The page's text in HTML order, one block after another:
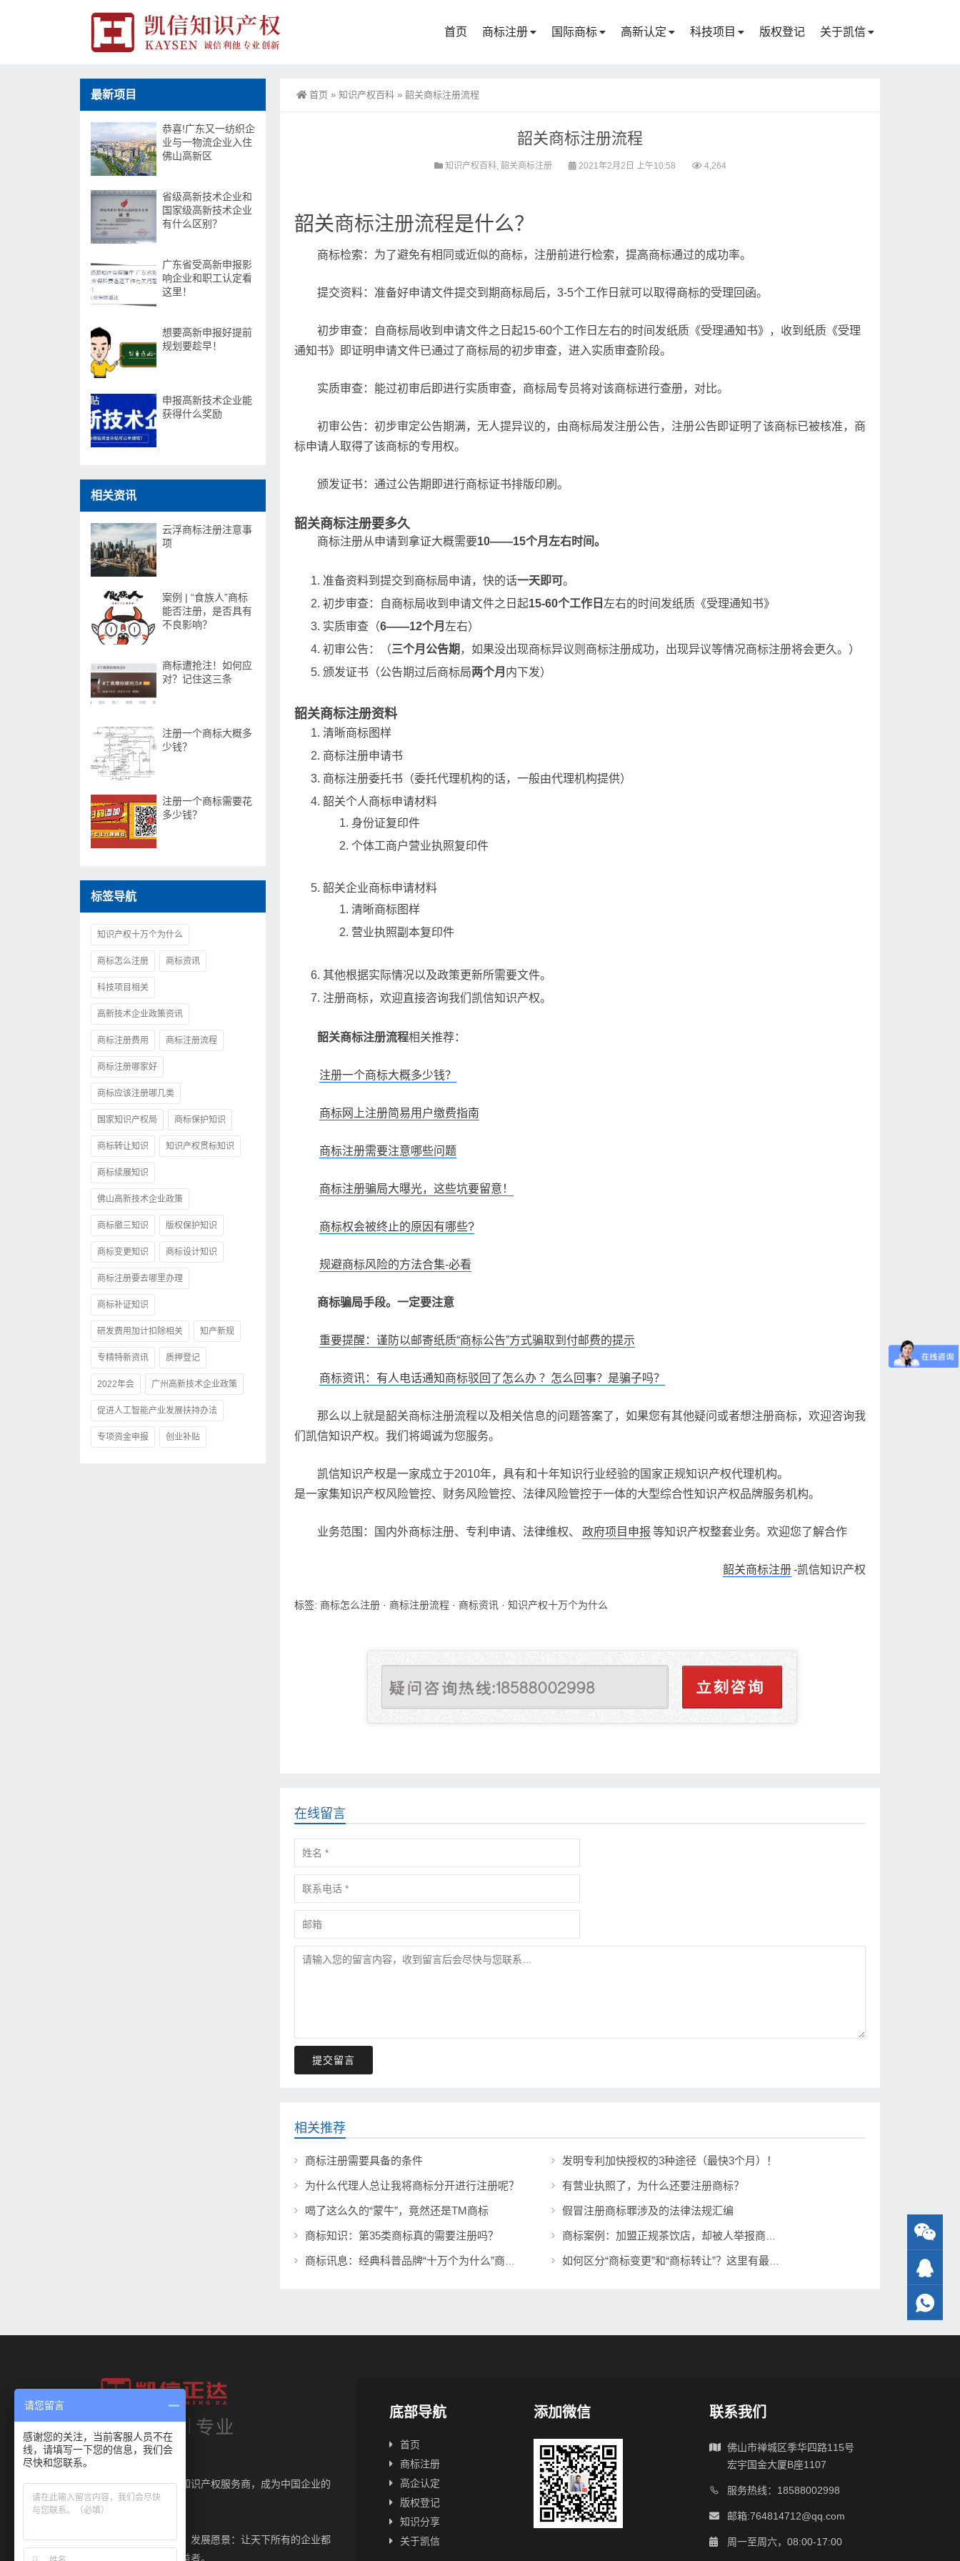
首页 商标注册 国际商标 高新认定 科技项目 版权登记 关于凯信
首页 » 知识产权百科 » 韶关商标注册流程
韶关商标注册流程
知识产权百科, 韶关商标注册 2021年2月2日 上午10:58 4,264
韶关商标注册流程是什么？
商标检索：为了避免有相同或近似的商标，注册前进行检索，提高商标通过的成功率。
提交资料：准备好申请文件提交到期商标局后，3-5个工作日就可以取得商标的受理回函。
初步审查：自商标局收到申请文件之日起15-60个工作日左右的时间发纸质《受理通知书》，收到纸质《受理
通知书》即证明申请文件已通过了商标局的初步审查，进入实质审查阶段。
实质审查：能过初审后即进行实质审查，商标局专员将对该商标进行查册，对比。
初审公告：初步审定公告期满，无人提异议的，由商标局发注册公告，注册公告即证明了该商标已被核准，商
标申请人取得了该商标的专用权。
颁发证书：通过公告期即进行商标证书排版印刷。
韶关商标注册要多久
商标注册从申请到拿证大概需要10——15个月左右时间。
准备资料到提交到商标局申请，快的话一天即可。
初步审查：自商标局收到申请文件之日起15-60个工作日 左右的时间发纸质《受理通知书》
实质审查（6——12个月 左右）
初审公告：（三个月公告期 ，如果没出现商标异议则商标注册成功，出现异议等情况商标注册将会更久。）
颁发证书（公告期过后商标局两个月 内下发）
韶关商标注册资料
清晰商标图样
商标注册申请书
商标注册委托书（委托代理机构的话，一般由代理机构提供）
韶关个人商标申请材料
身份证复印件
个体工商户营业执照复印件
韶关企业商标申请材料
清晰商标图样
营业执照副本复印件
其他根据实际情况以及政策更新所需要文件。
注册商标，欢迎直接咨询我们凯信知识产权。
韶关商标注册流程相关推荐：
注册一个商标大概多少钱？
商标网上注册简易用户缴费指南
商标注册需要注意哪些问题
商标注册骗局大曝光，这些坑要留意！
商标权会被终止的原因有哪些?
规避商标风险的方法合集-必看
商标骗局手段。一定要注意
重要提醒：谨防以邮寄纸质“商标公告”方式骗取到付邮费的提示
商标资讯：有人电话通知商标驳回了怎么办 ？怎么回事？是骗子吗？
那么以上就是韶关商标注册流程以及相关信息的问题答案了，如果您有其他疑问或者想注册商标，欢迎咨询我
们凯信知识产权。我们将竭诚为您服务。
凯信知识产权是一家成立于2010年，具有和十年知识行业经验的国家正规知识产权代理机构。
是一家集知识产权风险管控、财务风险管控、法律风险管控于一体的大型综合性知识产权品牌服务机构。
业务范围：国内外商标注册、专利申请、法律维权、 政府项目申报 等知识产权整套业务。欢迎您了解合作
韶关商标注册-凯信知识产权
标签: 商标怎么注册 · 商标注册流程 · 商标资讯 · 知识产权十万个为什么
在线留言
提交留言
相关推荐
商标注册需要具备的条件 发明专利加快授权的3种途径（最快3个月）！
为什么代理人总让我将商标分开进行注册呢？ 有营业执照了，为什么还要注册商标？
喝了这么久的“蒙牛”，竟然还是TM商标 假冒注册商标罪涉及的法律法规汇编
商标知识：第35类商标真的需要注册吗？ 商标案例：加盟正规茶饮店，却被人举报商标侵权？为什么！！
商标讯息：经典科普品牌“十万个为什么”商标将展开全面维权 如何区分“商标变更”和“商标转让”？这里有最好的解答
最新项目
恭喜!广东又一纺织企
业与一物流企业入住
佛山高新区
省级高新技术企业和
国家级高新技术企业
有什么区别？
广东省受高新申报影
响企业和职工认定看
这里！
想要高新申报好提前
规划要趁早！
申报高新技术企业能
获得什么奖励
相关资讯
云浮商标注册注意事
项
案例 | “食族人”商标
能否注册，是否具有
不良影响？
商标遭抢注！如何应
对？记住这三条
注册一个商标大概多
少钱？
注册一个商标需要花
多少钱？
标签导航
知识产权十万个为什么
商标怎么注册 商标资讯
科技项目相关
高新技术企业政策资讯
商标注册费用 商标注册流程
商标注册哪家好
商标应该注册哪几类
国家知识产权局 商标保护知识
商标转让知识 知识产权贯标知识
商标续展知识
佛山高新技术企业政策
商标撤三知识 版权保护知识
商标变更知识 商标设计知识
商标注册要去哪里办理
商标补证知识
研发费用加计扣除相关 知产新规
专精特新资讯 质押登记
2022年会 广州高新技术企业政策
促进人工智能产业发展扶持办法
专项资金申报 创业补贴
做企业最值得信赖的知识产权服务商，成为中国企业的
知识产权护航者。
诚信为本、长期服务。发展愿景：让天下所有的企业都
能成为知识产权的获益者。
底部导航
首页
商标注册
高企认定
版权登记
知识分享
关于凯信
添加微信 联系我们
佛山市禅城区季华四路115号
宏宇国金大厦B座1107
服务热线：18588002998
邮箱:764814712@qq.com
周一至周六，08:00-17:00
请您留言
感谢您的关注，当前客服人员不在
线，请填写一下您的信息，我们会
尽快和您联系。